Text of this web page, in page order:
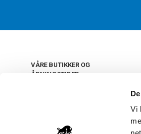
Vi
VÅRE BUTIKKER OG
ÅPNINGSTIDER